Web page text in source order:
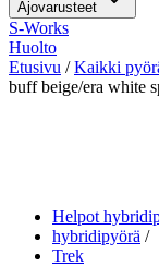
Ajovarusteet
S-Works
Huolto
Etusivu /Kaikki
buff beige/era white
Helpot
hybridipyörä
Trek